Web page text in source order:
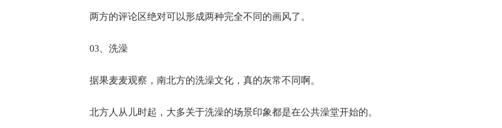
两方的评论区绝对可以形成两种完全不同的画风了。
03、洗澡
据果麦麦观察，南北方的洗澡文化，真的灰常不同啊。
北方人从儿时起，大多关于洗澡的场景印象都是在公共澡堂开始的。